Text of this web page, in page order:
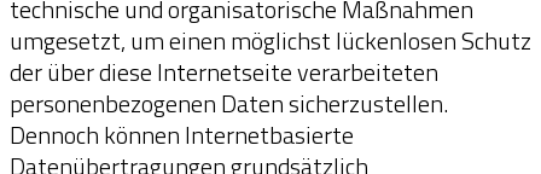
technische und organisatorische Maßnahmen
umgesetzt, um einen möglichst lückenlosen Schutz
der über diese Internetseite verarbeiteten
personenbezogenen Daten sicherzustellen.
Dennoch können Internetbasierte
Datenübertragungen grundsätzlich